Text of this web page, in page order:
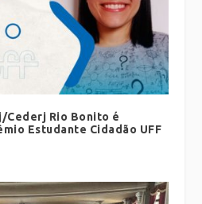
Cederj Rio Bonito é
Estudante Cidadão UFF